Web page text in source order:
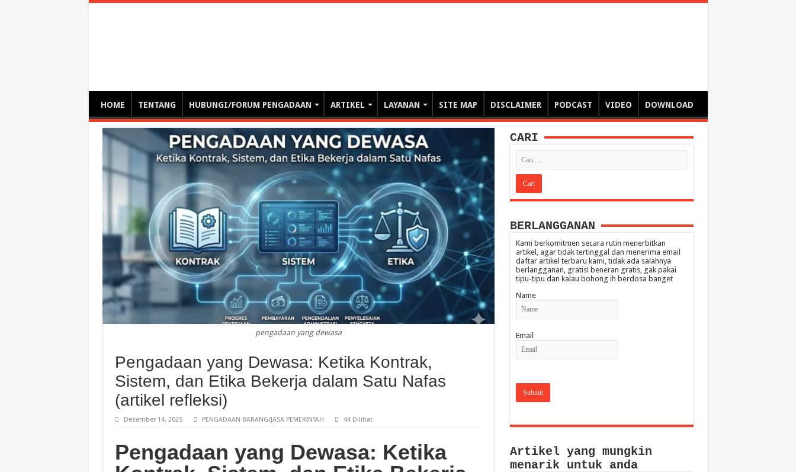
HOME TENTANG HUBUNGI/FORUM PENGADAAN ARTIKEL LAYANAN SITE MAP DISCLAIMER PODCAST VIDEO DOWNLOAD
pengadaan yang dewasa
Pengadaan yang Dewasa: Ketika Kontrak,
Sistem, dan Etika Bekerja dalam Satu Nafas
(artikel refleksi)
Desember 14, 2025 PENGADAAN BARANG/JASA PEMERINTAH 44 Dilihat
Pengadaan yang Dewasa: Ketika
CARI
BERLANGGANAN
Kami berkomitmen secara rutin menerbitkan
artikel, agar tidak tertinggal dan menerima email
daftar artikel terbaru kami, tidak ada salahnya
berlangganan, gratis! beneran gratis, gak pakai
tipu-tipu dan kalau bohong ih berdosa banget
Name
Email
Artikel yang mungkin
menarik untuk anda